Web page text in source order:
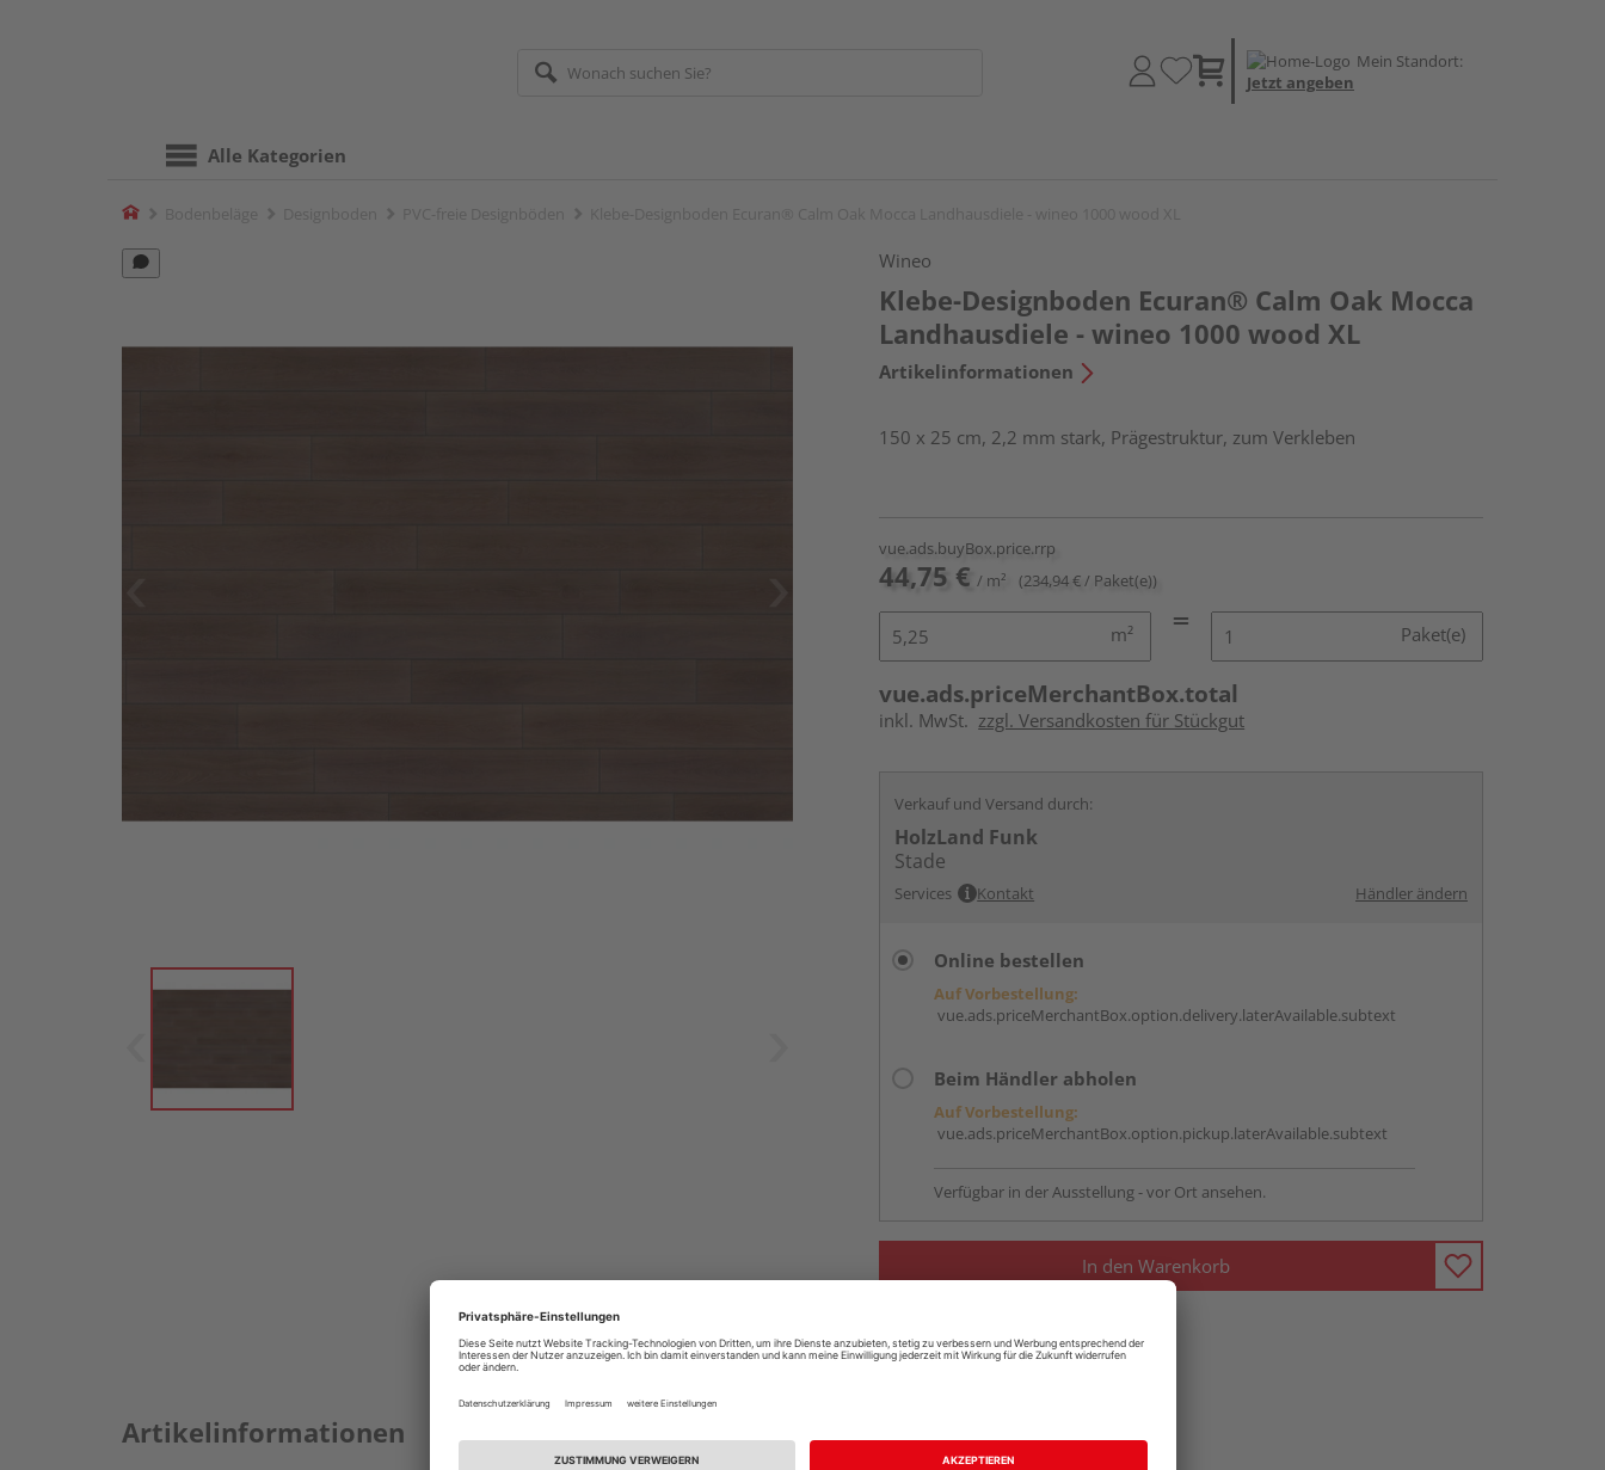
Mein Standort:
Jetzt angeben
Alle Kategorien
Home
Wineo
Klebe-Designboden Ecuran® Calm Oak Mocca
Landhausdiele - wineo 1000 wood XL
Artikelinformationen
150 x 25 cm, 2,2 mm stark, Prägestruktur, zum Verkleben
vue.ads.buyBox.price.rrp
44,75 € / m² (234,94 € / Paket(e))
m² Paket(e)
vue.ads.priceMerchantBox.total
inkl. MwSt. zzgl. Versandkosten für Stückgut
Verkauf und Versand durch:
HolzLand Funk
Stade
Services Kontakt Händler ändern
Online bestellen
Auf Vorbestellung:
vue.ads.priceMerchantBox.option.delivery.laterAvailable.subtext
Beim Händler abholen
Auf Vorbestellung:
vue.ads.priceMerchantBox.option.pickup.laterAvailable.subtext
Verfügbar in der Ausstellung - vor Ort ansehen.
In den Warenkorb
Artikelinformationen